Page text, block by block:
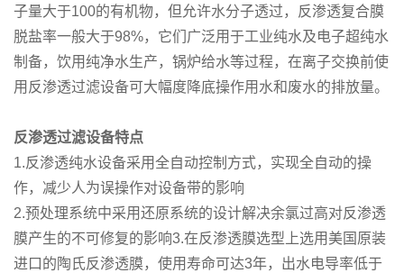
子量大于100的有机物，但允许水分子透过，反渗透复合膜
脱盐率一般大于98%，它们广泛用于工业纯水及电子超纯水
制备，饮用纯净水生产，锅炉给水等过程，在离子交换前使
用反渗透过滤设备可大幅度降底操作用水和废水的排放量。
反渗透过滤设备特点
1.反渗透纯水设备采用全自动控制方式，实现全自动的操
作，减少人为误操作对设备带的影响
2.预处理系统中采用还原系统的设计解决余氯过高对反渗透
膜产生的不可修复的影响3.在反渗透膜选型上选用美国原装
进口的陶氏反渗透膜，使用寿命可达3年，出水电导率低于